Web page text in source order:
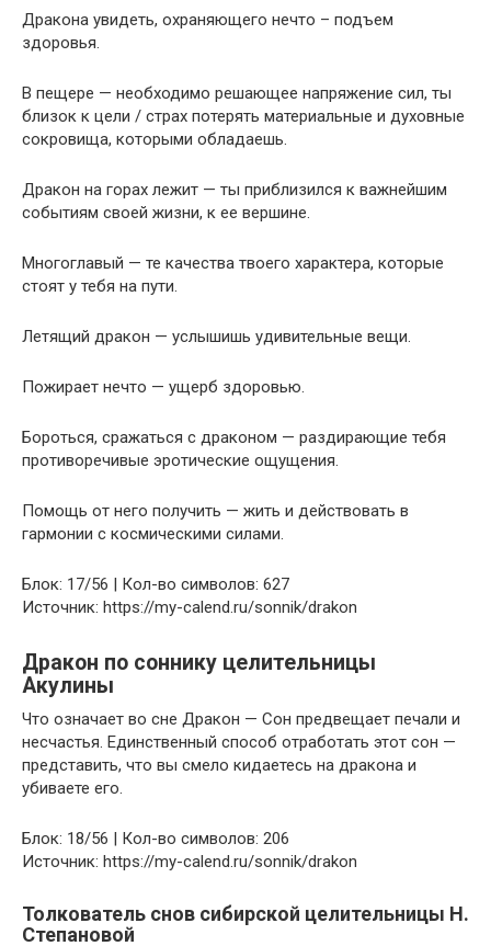
Дракона увидеть, охраняющего нечто – подъем
здоровья.
В пещере — необходимо решающее напряжение сил, ты
близок к цели / страх потерять материальные и духовные
сокровища, которыми обладаешь.
Дракон на горах лежит — ты приблизился к важнейшим
событиям своей жизни, к ее вершине.
Многоглавый — те качества твоего характера, которые
стоят у тебя на пути.
Летящий дракон — услышишь удивительные вещи.
Пожирает нечто — ущерб здоровью.
Бороться, сражаться с драконом — раздирающие тебя
противоречивые эротические ощущения.
Помощь от него получить — жить и действовать в
гармонии с космическими силами.
Блок: 17/56 | Кол-во символов: 627
Источник: https://my-calend.ru/sonnik/drakon
Дракон по соннику целительницы
Акулины
Что означает во сне Дракон — Сон предвещает печали и
несчастья. Единственный способ отработать этот сон —
представить, что вы смело кидаетесь на дракона и
убиваете его.
Блок: 18/56 | Кол-во символов: 206
Источник: https://my-calend.ru/sonnik/drakon
Толкователь снов сибирской целительницы Н.
Степановой